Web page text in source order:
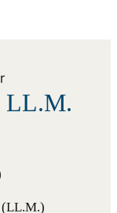
LL.M.
(LL.M.)